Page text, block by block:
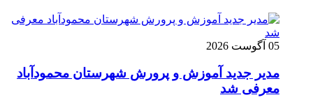
05 آگوست 2026
مدیر جدید آموزش و پرورش شهرستان محمودآباد
معرفی شد